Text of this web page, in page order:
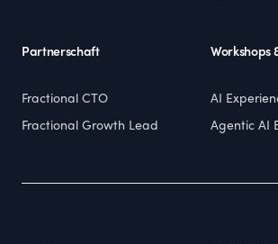
Partnerschaft
Fractional CTO
Fractional Growth Lead
Workshops
AI
Agentic AI